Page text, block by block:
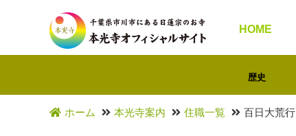
HOME
歴史
ホーム 本光寺案内 住職一覧 百日大荒行